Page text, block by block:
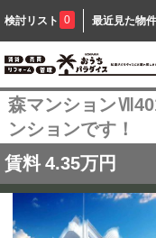
検討リスト 0 最近見た物件
森マンション
ンションです！
賃料 4.35万円